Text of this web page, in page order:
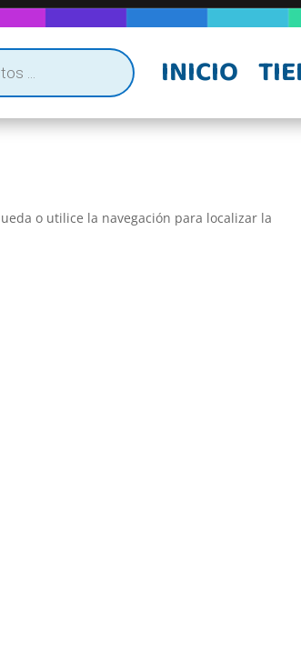
INICIO
o utilice la navegación para localizar la